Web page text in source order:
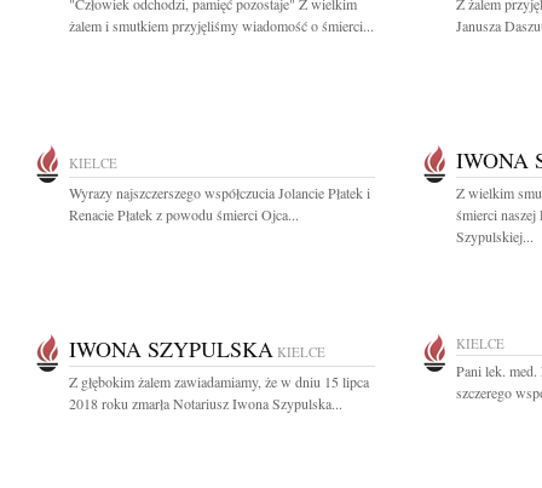
żalem i smutkiem przyjęliśmy wiadomość o śmierci...
Janusza
KIELCE
Wyrazy najszczerszego współczucia Jolancie Płatek i
Renacie Płatek z powodu śmierci Ojca...
IWONA
Z wielkim
śmierci
Szypulskiej...
IWONA SZYPULSKA KIELCE
Z głębokim żalem zawiadamiamy, że w dniu 15 lipca
2018 roku zmarła Notariusz Iwona Szypulska...
KIELCE
Pani lek.
szczerego